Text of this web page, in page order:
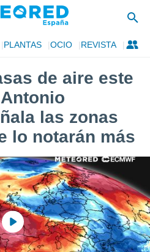
PLANTAS OCIO REVISTA
de aire este
las zonas
lo notarán más